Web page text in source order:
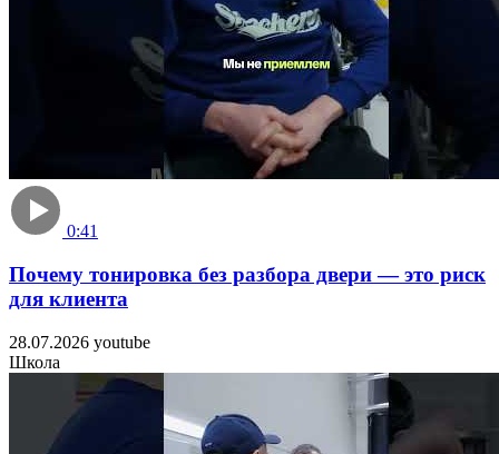
0:41
Почему тонировка без разбора двери — это риск
для клиента
28.07.2026 youtube
Школа